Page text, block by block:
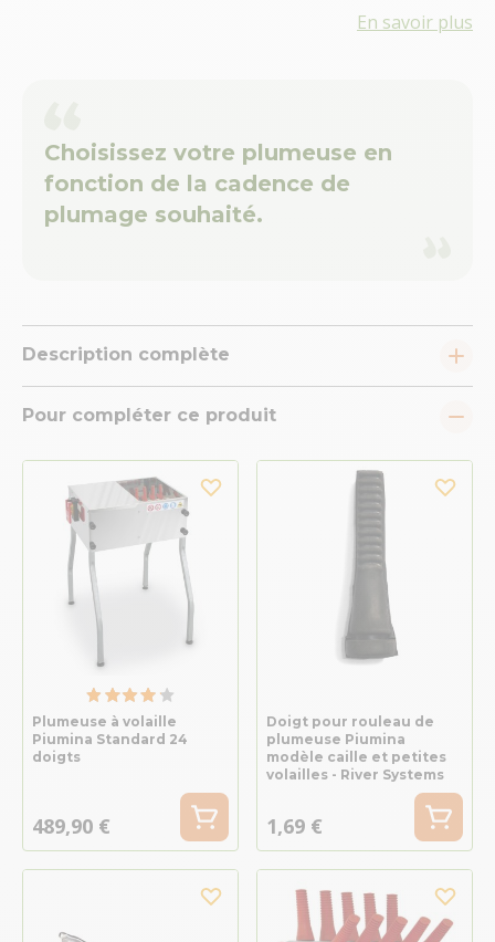
En savoir plus
Choisissez votre plumeuse en
fonction de la cadence de
plumage souhaité.
Description complète
Pour compléter ce produit
Plumeuse à volaille
Piumina Standard 24
doigts
489,90 €
Doigt pour rouleau de
plumeuse Piumina
modèle caille et petites
volailles - River Systems
1,69 €